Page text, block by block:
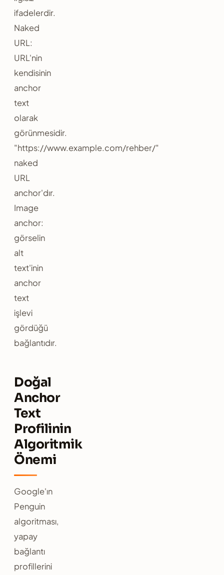
ifadelerdir.
Naked
URL:
URL'nin
kendisinin
anchor
text
olarak
görünmesidir.
"https://www.example.com/rehber/"
naked
URL
anchor'dır.
Image
anchor:
görselin
alt
text'inin
anchor
text
işlevi
gördüğü
bağlantıdır.
Doğal
Anchor
Text
Profilinin
Algoritmik
Önemi
Google'ın
Penguin
algoritması,
yapay
bağlantı
profillerini